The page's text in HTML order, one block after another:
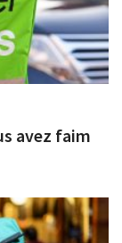
avez faim